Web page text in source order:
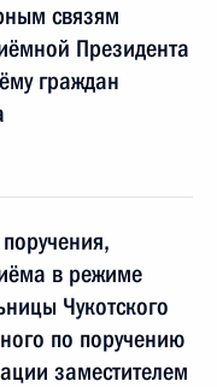
связям
Президента
граждан
в режиме
Чукотского
по поручению
заместителем